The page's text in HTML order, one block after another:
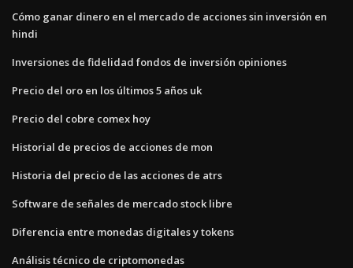
Cómo ganar dinero en el mercado de acciones sin inversión en
hindi
Inversiones de fidelidad fondos de inversión opiniones
Precio del oro en los últimos 5 años uk
Precio del cobre comex hoy
Historial de precios de acciones de mon
Historia del precio de las acciones de atrs
Software de señales de mercado stock libre
Diferencia entre monedas digitales y tokens
Análisis técnico de criptomonedas